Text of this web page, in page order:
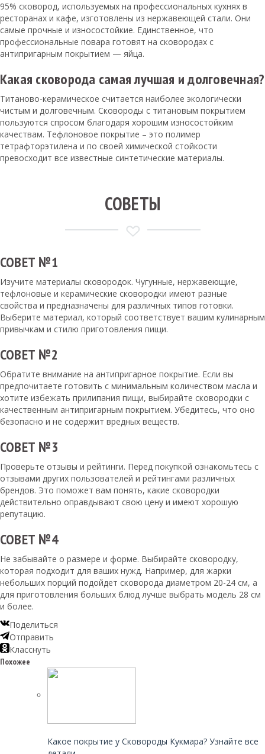
95% сковород, используемых на профессиональных кухнях в
ресторанах и кафе, изготовлены из нержавеющей стали. Они
самые прочные и износостойкие. Единственное, что
профессиональные повара готовят на сковородах с
антипригарным покрытием — яйца.
Какая сковорода самая лучшая и долговечная?
Титаново-керамическое считается наиболее экологически
чистым и долговечным. Сковороды с титановым покрытием
пользуются спросом благодаря хорошим износостойким
качествам. Тефлоновое покрытие – это полимер
тетрафторэтилена и по своей химической стойкости
превосходит все известные синтетические материалы.
СОВЕТЫ
СОВЕТ №1
Изучите материалы сковородок. Чугунные, нержавеющие,
тефлоновые и керамические сковородки имеют разные
свойства и предназначены для различных типов готовки.
Выберите материал, который соответствует вашим кулинарным
привычкам и стилю приготовления пищи.
СОВЕТ №2
Обратите внимание на антипригарное покрытие. Если вы
предпочитаете готовить с минимальным количеством масла и
хотите избежать прилипания пищи, выбирайте сковородки с
качественным антипригарным покрытием. Убедитесь, что оно
безопасно и не содержит вредных веществ.
СОВЕТ №3
Проверьте отзывы и рейтинги. Перед покупкой ознакомьтесь с
отзывами других пользователей и рейтингами различных
брендов. Это поможет вам понять, какие сковородки
действительно оправдывают свою цену и имеют хорошую
репутацию.
СОВЕТ №4
Не забывайте о размере и форме. Выбирайте сковородку,
которая подходит для ваших нужд. Например, для жарки
небольших порций подойдет сковорода диаметром 20-24 см, а
для приготовления больших блюд лучше выбрать модель 28 см
и более.
Поделиться
Отправить
Класснуть
Похожее
Какое покрытие у Сковороды Кукмара? Узнайте все